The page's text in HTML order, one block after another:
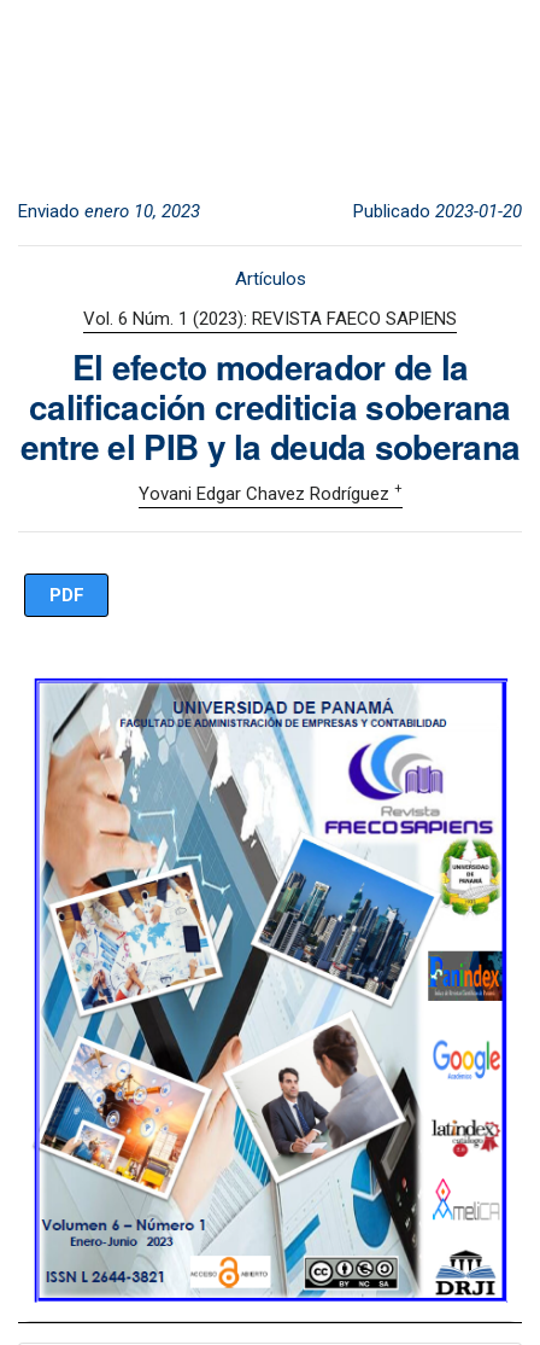
Enviado enero 10, 2023 Publicado 2023-01-20
Artículos
Vol. 6 Núm. 1 (2023): REVISTA FAECO SAPIENS
El efecto moderador de la
calificación crediticia soberana
entre el PIB y la deuda soberana
Yovani Edgar Chavez Rodríguez +
PDF
Imagen de portada